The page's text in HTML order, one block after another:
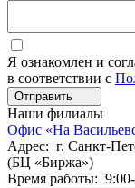
Я ознакомлен и
в соответствии с
Отправить
Наши филиалы
Офис «На
Адрес: г. Санкт-
(БЦ «Биржа»)
Время работы: